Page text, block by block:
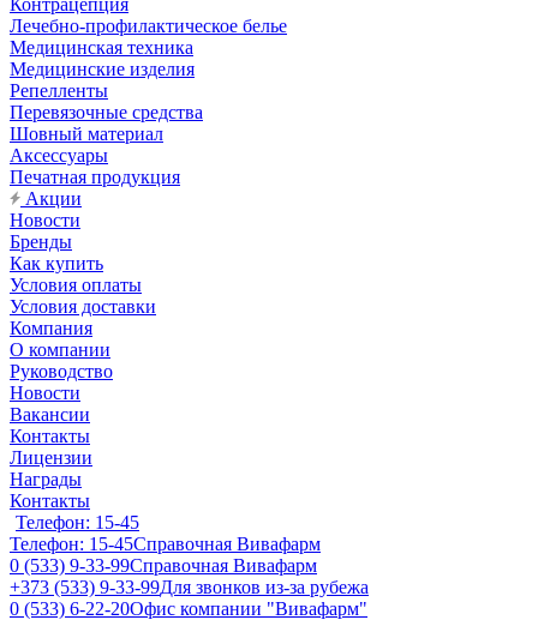
Контрацепция
Лечебно-профилактическое белье
Медицинская техника
Медицинские изделия
Репелленты
Перевязочные средства
Шовный материал
Аксессуары
Печатная продукция
Акции
Новости
Бренды
Как купить
Условия оплаты
Условия доставки
Компания
О компании
Руководство
Новости
Вакансии
Контакты
Лицензии
Награды
Контакты
Телефон: 15-45
Телефон: 15-45Справочная Вивафарм
0 (533) 9-33-99Справочная Вивафарм
+373 (533) 9-33-99Для звонков из-за рубежа
0 (533) 6-22-20Офис компании "Вивафарм"